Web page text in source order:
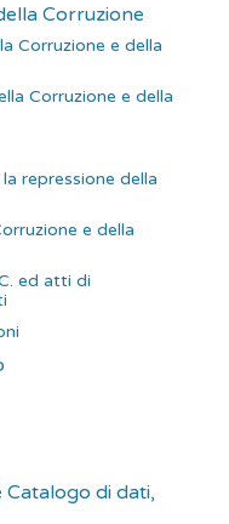
Corruzione
Corruzione e della
Corruzione e della
repressione della
e della
ed atti di
di dati,